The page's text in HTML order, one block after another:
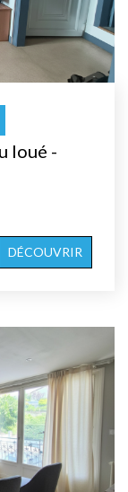
loué -
DÉCOUVRIR